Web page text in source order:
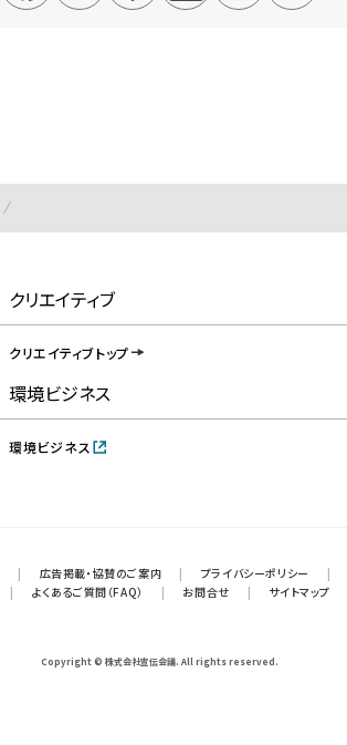
クリエイティブ
クリエイティブトップ
環境ビジネス
環境ビジネス
| 広告掲載・協賛のご案内 | プライバシーポリシー |
| よくあるご質問（FAQ） | お問合せ | サイトマップ
Copyright © 株式会社宣伝会議. All rights reserved.